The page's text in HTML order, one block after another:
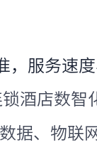
，服务速
酒店数智
据、物联